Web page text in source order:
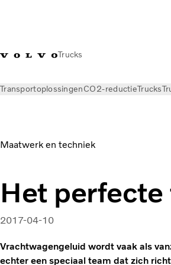
Trucks
TransportoplossingenCO2-reductieTrucks
Maatwerk en techniek
Het
2017-04-10
Vrachtwagengeluid wordt vaak als
echter een speciaal team dat zich